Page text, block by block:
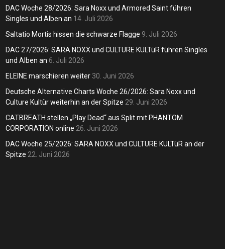
Alben an
Andreas
DAC Woche 28/2026: Sara Noxx und Armored Saint führen
Singles und Alben an 14. Juli 2026
Saltatio Mortis hissen die schwarze Flagge 9. Juli 2026
DAC 27/2026: SARA NOXX und CULTURE KULTüR führen Singles
und Alben an 6. Juli 2026
ELEINE marschieren weiter 30. Juni 2026
Deutsche Alternative Charts Woche 26/2026: Sara Noxx und
Culture Kultür weiterhin an der Spitze 29. Juni 2026
CATBREATH stellen „Play Dead“ aus Split mit PHANTOM
CORPORATION online 26. Juni 2026
DAC Woche 25/2026: SARA NOXX und CULTURE KULTüR an der
Spitze 22. Juni 2026